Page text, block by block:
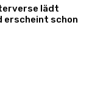
lädt
erscheint schon